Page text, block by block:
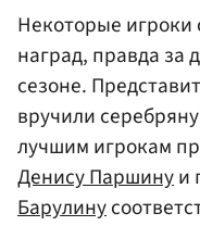
Некоторые игроки
наград, правда за
сезоне.
вручили
лучшим игрокам
Денису Паршинуи
Барулину